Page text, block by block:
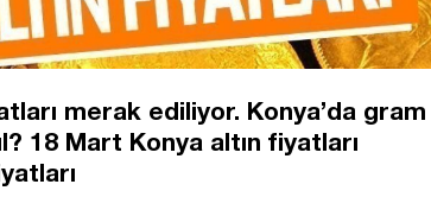
merak ediliyor. Konya’da gram
18 Mart Konya altın fiyatları